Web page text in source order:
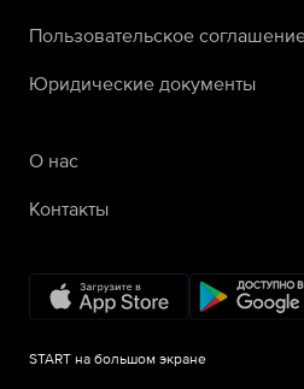
Пользовательское
Юридические документы
О нас
Контакты
START на большом экране